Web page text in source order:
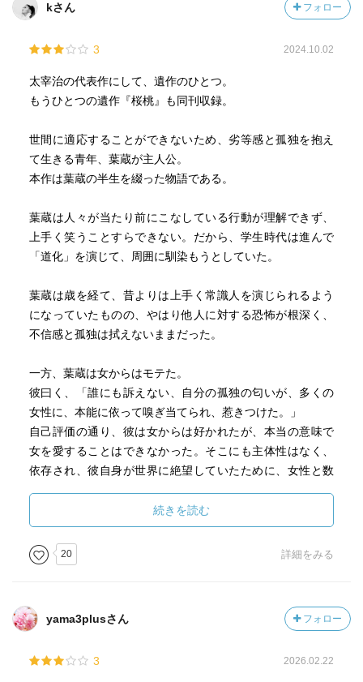
kさん フォロー
3 2024.10.02
太宰治の代表作にして、遺作のひとつ。
もうひとつの遺作『桜桃』も同刊収録。
世間に適応することができないため、劣等感と孤独を抱え
て生きる青年、葉蔵が主人公。
本作は葉蔵の半生を綴った物語である。
葉蔵は人々が当たり前にこなしている行動が理解できず、
上手く笑うことすらできない。だから、学生時代は進んで
「道化」を演じて、周囲に馴染もうとしていた。
葉蔵は歳を経て、昔よりは上手く常識人を演じられるよう
になっていたものの、やはり他人に対する恐怖が根深く、
不信感と孤独は拭えないままだった。
一方、葉蔵は女からはモテた。
彼曰く、「誰にも訴えない、自分の孤独の匂いが、多くの
女性に、本能に依って嗅ぎ当てられ、惹きつけた。」
自己評価の通り、彼は女からは好かれたが、本当の意味で
女を愛することはできなかった。そこにも主体性はなく、
依存され、彼自身が世界に絶望していたために、女性と数
女は死んだが、自分は死ぬことができず、この出来事に深
く傷つけられた葉蔵はやがて酒と薬に溺れるようになる。
以上が本作のあらすじである。
感想を一言で述べるとすると、非常に重い小説だった。
続きを読む
20 詳細をみる
yama3plusさん フォロー
3 2026.02.22